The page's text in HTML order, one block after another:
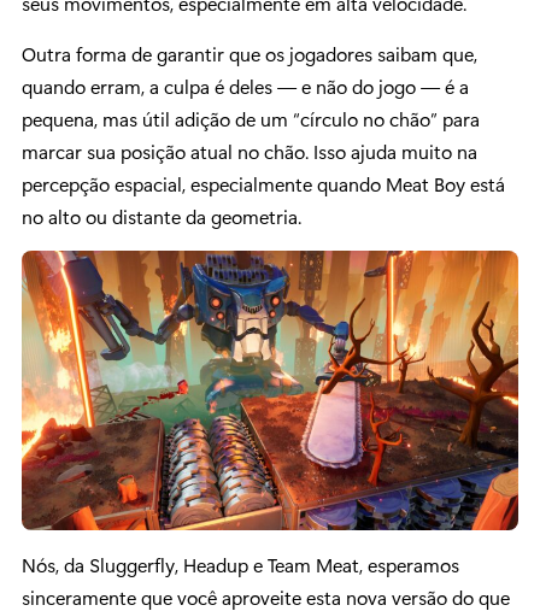
Outra forma de garantir que os jogadores saibam que,
quando erram, a culpa é deles — e não do jogo — é a
pequena, mas útil adição de um “círculo no chão” para
marcar sua posição atual no chão. Isso ajuda muito na
percepção espacial, especialmente quando Meat Boy está
no alto ou distante da geometria.
Nós, da Sluggerfly, Headup e Team Meat, esperamos
sinceramente que você aproveite esta nova versão do que